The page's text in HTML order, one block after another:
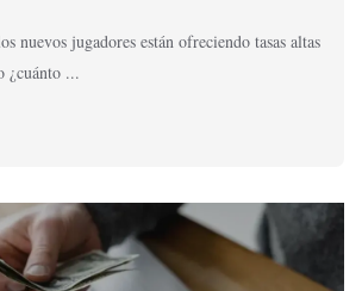
nuevos jugadores están ofreciendo tasas altas
¿cuánto ...